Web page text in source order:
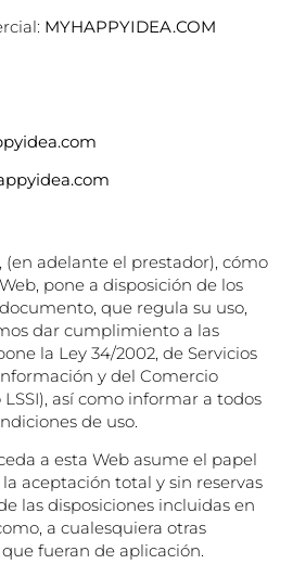
MYHAPPYIDEA.COM
(en adelante el prestador), cómo
pone a disposición de los
que regula su uso,
dar cumplimiento a las
la Ley 34/2002, de Servicios
y del Comercio
LSSI), así como informar a todos
de uso.
a esta Web asume el papel
aceptación total y sin reservas
las disposiciones incluidas en
a cualesquiera otras
fueran de aplicación.